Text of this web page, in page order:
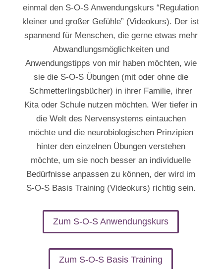
einmal den S-O-S Anwendungskurs “Regulation
kleiner und großer Gefühle” (Videokurs). Der ist
spannend für Menschen, die gerne etwas mehr
Abwandlungsmöglichkeiten und
Anwendungstipps von mir haben möchten, wie
sie die S-O-S Übungen (mit oder ohne die
Schmetterlingsbücher) in ihrer Familie, ihrer
Kita oder Schule nutzen möchten. Wer tiefer in
die Welt des Nervensystems eintauchen
möchte und die neurobiologischen Prinzipien
hinter den einzelnen Übungen verstehen
möchte, um sie noch besser an individuelle
Bedürfnisse anpassen zu können, der wird im
S-O-S Basis Training (Videokurs) richtig sein.
Zum S-O-S Anwendungskurs
Zum S-O-S Basis Training